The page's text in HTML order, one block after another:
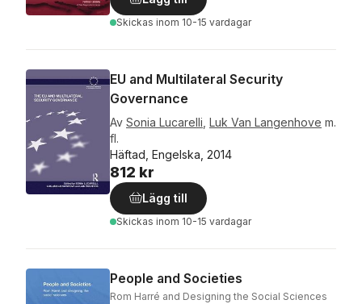
Skickas inom 10-15 vardagar
EU and Multilateral Security
Governance
Av Sonia Lucarelli Luk Van Langenhove m.
fl.
Häftad, Engelska, 2014
812 kr
Lägg till
Skickas inom 10-15 vardagar
People and Societies
Rom Harré and Designing the Social Sciences